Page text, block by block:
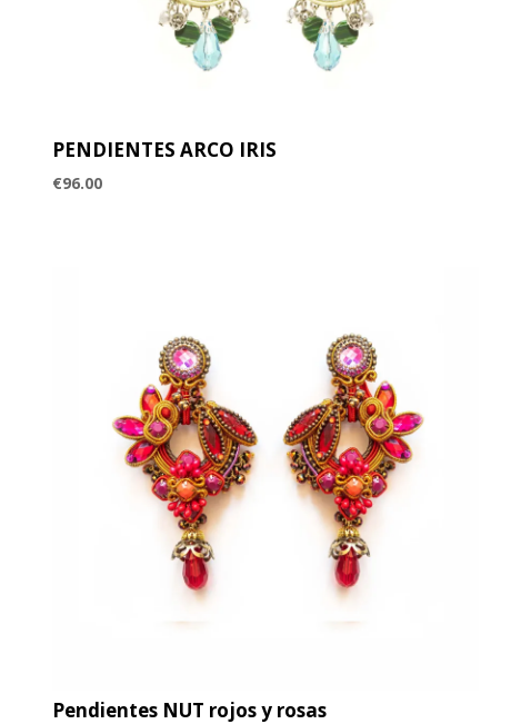
PENDIENTES ARCO IRIS
€96.00
Pendientes NUT rojos y rosas